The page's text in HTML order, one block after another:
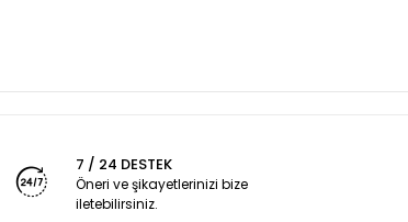
7 / 24 DESTEK
Öneri ve şikayetlerinizi bize
iletebilirsiniz.